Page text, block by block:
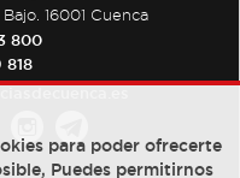
16001 Cuenca
800
818
para poder ofrecerte
Puedes permitirnos